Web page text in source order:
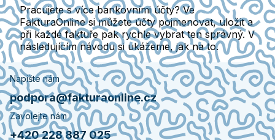
Pracujete s více bankovními účty? Ve
FakturaOnline si můžete účty pojmenovat, uložit a
při každé faktuře pak rychle vybrat ten správný. V
následujícím návodu si ukážeme, jak na to.
Napište nám
podpora@fakturaonline.cz
Zavolejte nám
+420 228 887 025